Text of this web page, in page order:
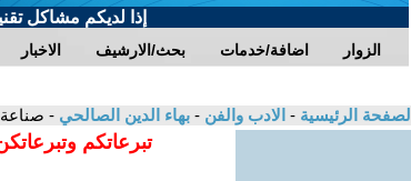
إذا لديكم مشاكل
الاخبار بحث/الارشيف اضافة/خدمات الزوار
الصفحة الرئيسية - الادب والفن - بهاء الدين الصالحي - صناعة
تبرعاتكم